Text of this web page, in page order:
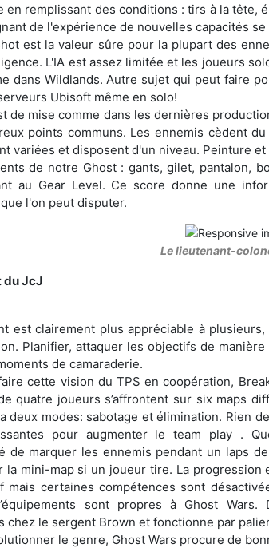
en remplissant des conditions : tirs à la
de l'expérience de nouvelles capacités
est la valeur sûre pour la plupart des
L'IA est assez limitée et les joueurs
dans Wildlands. Autre sujet qui peut faire
Ubisoft même en solo!
de mise comme dans les dernières
points communs. Les ennemis cèdent
variées et disposent d'un niveau. Peinture
de notre Ghost : gants, gilet, pantalon,
au Gear Level. Ce score donne une
l'on peut disputer.
Le lieutenant-
du JcJ
est clairement plus appréciable à
Planifier, attaquer les objectifs de
de camaraderie.
cette vision du TPS en coopération,
quatre joueurs s’affrontent sur six maps
deux modes: sabotage et élimination. Rien
pour augmenter le team play .
de marquer les ennemis pendant un laps
la mini-map si un joueur tire. La
mais certaines compétences sont
sont propres à Ghost
chez le sergent Brown et fonctionne par
le genre, Ghost Wars procure de